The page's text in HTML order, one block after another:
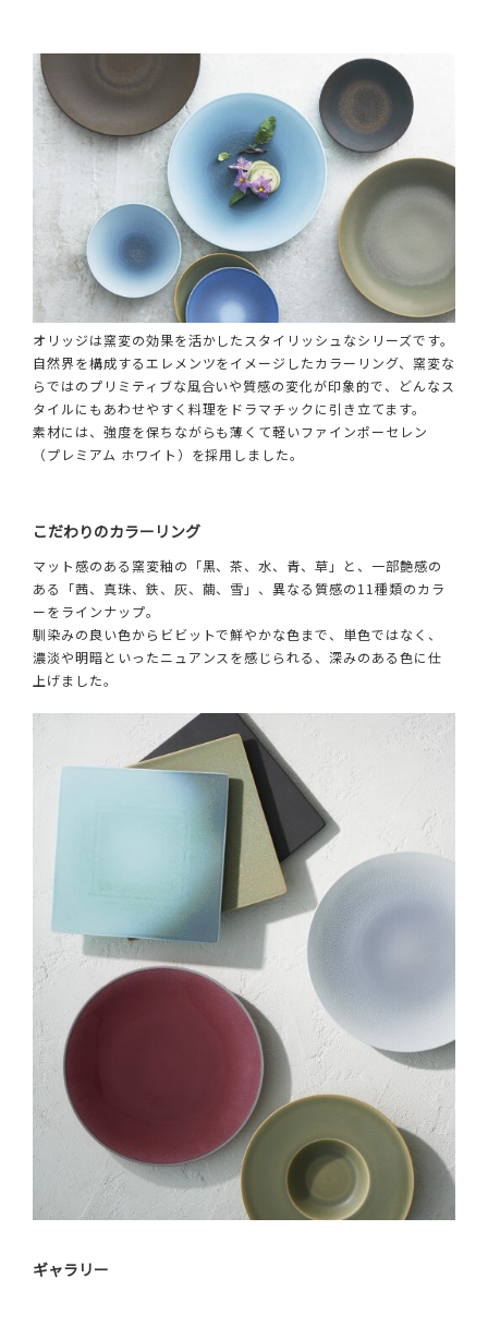
オリッジは窯変の効果を活かしたスタイリッシュなシリーズです。
自然界を構成するエレメンツをイメージしたカラーリング、窯変な
らではのプリミティブな風合いや質感の変化が印象的で、どんなス
タイルにもあわせやすく料理をドラマチックに引き立てます。
素材には、強度を保ちながらも薄くて軽いファインポーセレン
（プレミアム ホワイト）を採用しました。
こだわりのカラーリング
マット感のある窯変釉の「黒、茶、水、青、草」と、一部艶感の
ある「茜、真珠、鉄、灰、繭、雪」、異なる質感の11種類のカラ
ーをラインナップ。
馴染みの良い色からビビットで鮮やかな色まで、単色ではなく、
濃淡や明暗といったニュアンスを感じられる、深みのある色に仕
上げました。
ギャラリー